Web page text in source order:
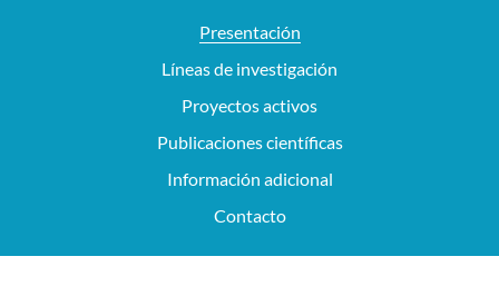
Presentación
Líneas de investigación
Proyectos activos
Publicaciones científicas
Información adicional
Contacto